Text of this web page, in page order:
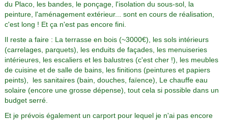
du Placo, les bandes, le ponçage, l'isolation du sous-sol, la
peinture, l'aménagement extérieur... sont en cours de réalisation,
c'est long ! Et ça n'est pas encore fini.
Il reste a faire : La terrasse en bois (~3000€), les sols intérieurs
(carrelages, parquets), les enduits de façades, les menuiseries
intérieures, les escaliers et les balustres (c'est cher !), les meubles
de cuisine et de salle de bains, les finitions (peintures et papiers
peints), les sanitaires (bain, douches, faïence), Le chauffe eau
solaire (encore une grosse dépense), tout cela si possible dans un
budget serré.
Et je prévois également un carport pour lequel je n'ai pas encore